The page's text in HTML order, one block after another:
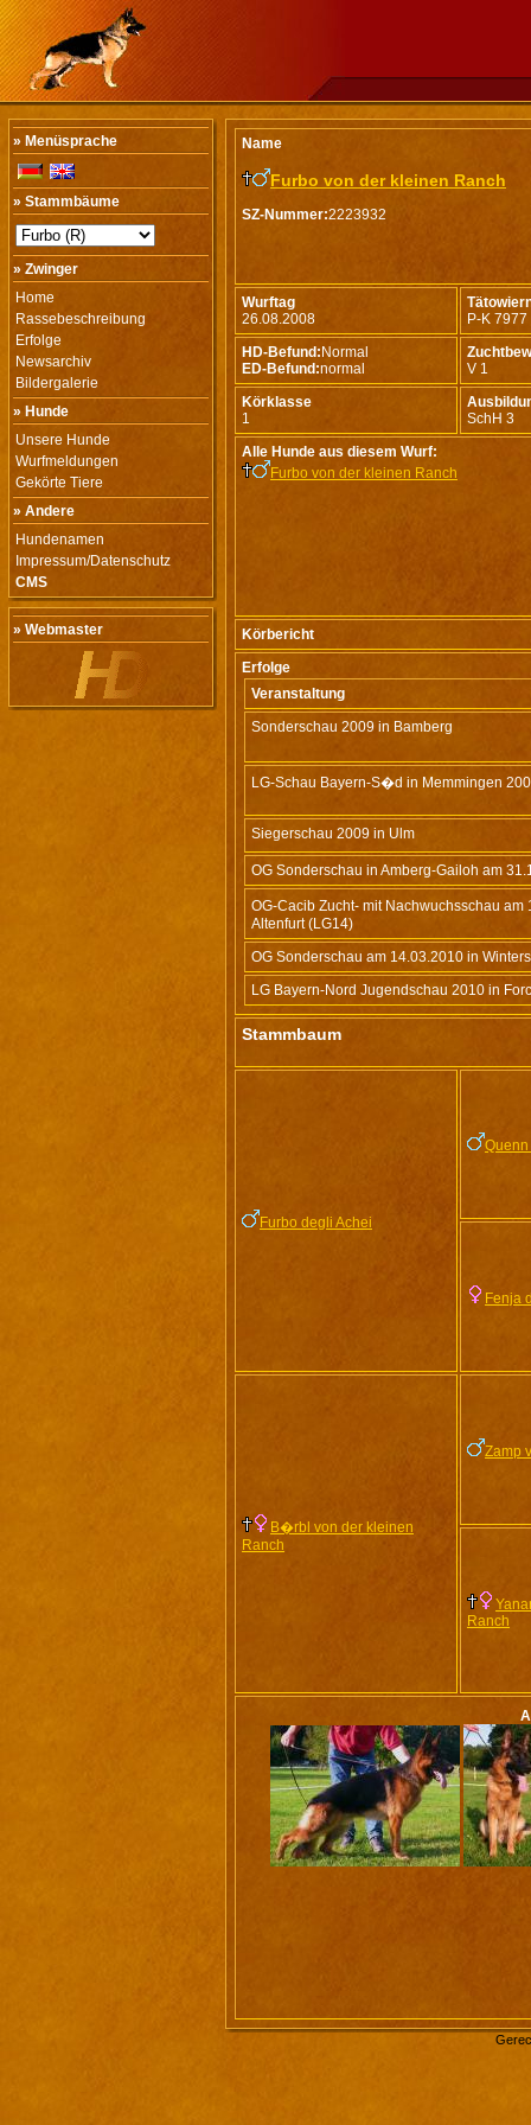
» Menüsprache
» Stammbäume
» Zwinger
Home
Rassebeschreibung
Erfolge
Newsarchiv
Bildergalerie
» Hunde
Unsere Hunde
Wurfmeldungen
Gekörte Tiere
» Andere
Hundenamen
Impressum/Datenschutz
CMS
» Webmaster
Name
Furbo von der kleinen Ranch
SZ-Nummer:2223932
Wurftag
26.08.2008
P-K 7977
HD-Befund: Normal
ED-Befund:normal
V 1
Körklasse
1
SchH 3
Alle Hunde aus diesem Wurf:
Furbo von der kleinen Ranch
Körbericht
Erfolge
Veranstaltung
Sonderschau 2009 in Bamberg
LG-Schau Bayern-S�d in Memmingen
Siegerschau 2009 in Ulm
OG Sonderschau in Amberg-Gailoh am
OG-Cacib Zucht- mit Nachwuchsschau
Altenfurt (LG14)
OG Sonderschau am 14.03.2010 in
LG Bayern-Nord Jugendschau 2010 in
Stammbaum
Furbo degli Achei
Fenja
B�rbl von der kleinen
Ranch
Zamp
Ranch